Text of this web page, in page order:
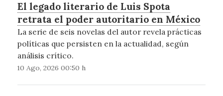
El legado literario de Luis Spota
retrata el poder autoritario en México
La serie de seis novelas del autor revela prácticas
políticas que persisten en la actualidad, según
análisis crítico.
10 Ago, 2026 00:50 h